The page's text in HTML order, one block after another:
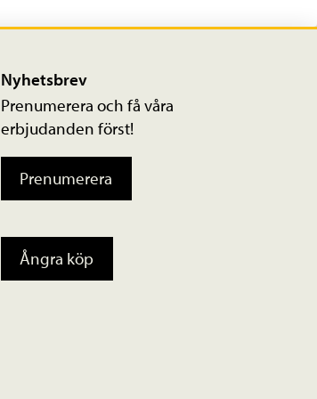
Nyhetsbrev
Prenumerera och få våra
erbjudanden först!
Prenumerera
Ångra köp